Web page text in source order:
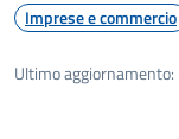
Imprese e commercio
Ultimo aggiornamento: